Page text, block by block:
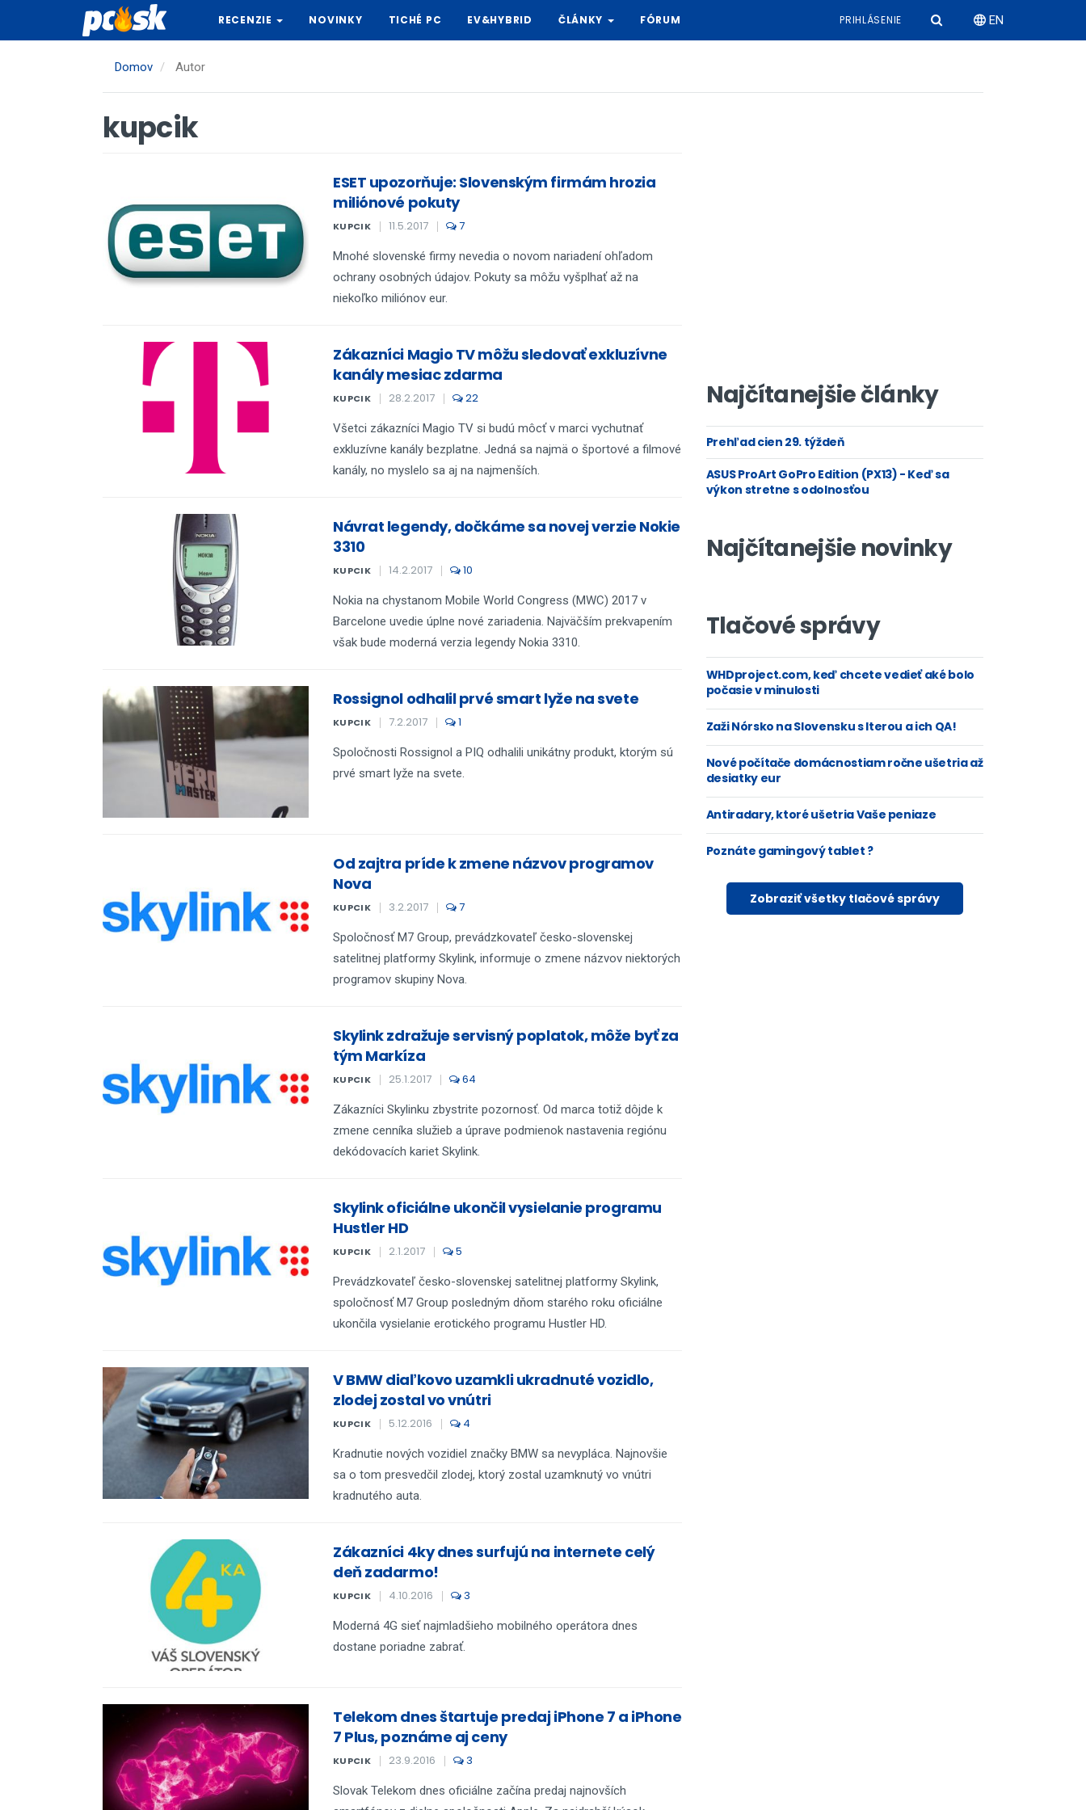
hlavný
RECENZIE NOVINKY TICHÉ PC EV&HYBRID ČLÁNKY FÓRUM PRIHLÁSENIE EN
Domov Autor
kupcik
ESET upozorňuje: Slovenským firmám hrozia
miliónové pokuty
KUPCIK 11.5.2017 7
Mnohé slovenské firmy nevedia o novom nariadení ohľadom
ochrany osobných údajov. Pokuty sa môžu vyšplhať až na
niekoľko miliónov eur.
Zákazníci Magio TV môžu sledovať exkluzívne
kanály mesiac zdarma
KUPCIK 28.2.2017 22
Všetci zákazníci Magio TV si budú môcť v marci vychutnať
exkluzívne kanály bezplatne. Jedná sa najmä o športové a filmové
kanály, no myslelo sa aj na najmenších.
Návrat legendy, dočkáme sa novej verzie Nokie
3310
KUPCIK 14.2.2017 10
Nokia na chystanom Mobile World Congress (MWC) 2017 v
Barcelone uvedie úplne nové zariadenia. Najväčším prekvapením
však bude moderná verzia legendy Nokia 3310.
Rossignol odhalil prvé smart lyže na svete
KUPCIK 7.2.2017 1
Spoločnosti Rossignol a PIQ odhalili unikátny produkt, ktorým sú
prvé smart lyže na svete.
Od zajtra príde k zmene názvov programov
Nova
KUPCIK 3.2.2017 7
Spoločnosť M7 Group, prevádzkovateľ česko-slovenskej
satelitnej platformy Skylink, informuje o zmene názvov niektorých
programov skupiny Nova.
Skylink zdražuje servisný poplatok, môže byť za
tým Markíza
KUPCIK 25.1.2017 64
Zákazníci Skylinku zbystrite pozornosť. Od marca totiž dôjde k
zmene cenníka služieb a úprave podmienok nastavenia regiónu
dekódovacích kariet Skylink.
Skylink oficiálne ukončil vysielanie programu
Hustler HD
KUPCIK 2.1.2017 5
Prevádzkovateľ česko-slovenskej satelitnej platformy Skylink,
spoločnosť M7 Group posledným dňom starého roku oficiálne
ukončila vysielanie erotického programu Hustler HD.
V BMW diaľkovo uzamkli ukradnuté vozidlo,
zlodej zostal vo vnútri
KUPCIK 5.12.2016 4
Kradnutie nových vozidiel značky BMW sa nevypláca. Najnovšie
sa o tom presvedčil zlodej, ktorý zostal uzamknutý vo vnútri
kradnutého auta.
Zákazníci 4ky dnes surfujú na internete celý
deň zadarmo!
KUPCIK 4.10.2016 3
Moderná 4G sieť najmladšieho mobilného operátora dnes
dostane poriadne zabrať.
Telekom dnes štartuje predaj iPhone 7 a iPhone
7 Plus, poznáme aj ceny
KUPCIK 23.9.2016 3
Slovak Telekom dnes oficiálne začína predaj najnovších
Najčítanejšie články
Prehľad cien 29. týždeň
ASUS ProArt GoPro Edition (PX13) - Keď sa
výkon stretne s odolnosťou
Najčítanejšie novinky
Tlačové správy
WHDproject.com, keď chcete vedieť aké bolo
počasie v minulosti
Zaži Nórsko na Slovensku s Iterou a ich QA!
Nové počítače domácnostiam ročne ušetria až
desiatky eur
Antiradary, ktoré ušetria Vaše peniaze
Poznáte gamingový tablet ?
Zobraziť všetky tlačové správy